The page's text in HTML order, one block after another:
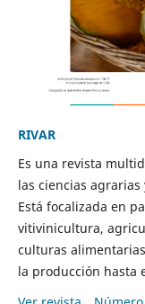
RIVAR
Es una revista
las ciencias
Está focalizada en
vitivinicultura,
culturas
la producción hasta